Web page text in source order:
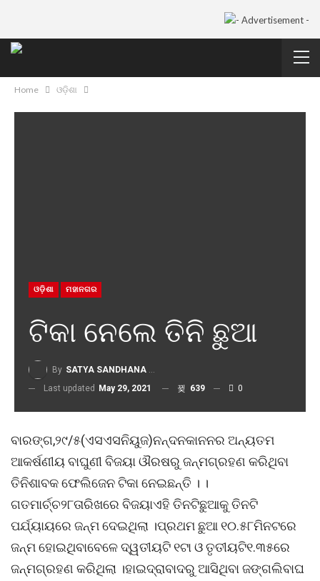
Home ଓଡ଼ିଶା
ଓଡ଼ିଶା ମହାନଗର
ଟିକା ନେଲେ ତିନି ଛୁଆ
By SATYA SANDHANA DESK
Last updated May 29, 2021 639 0
ବାରଙ୍ଗ,୨୯/୫(ଏସଏସନିୟୁଜ)ନନ୍ଦନକାନନର ଅନ୍ୟତମ
ଆକର୍ଷଣୀୟ ବାଘୁଣୀ ବିଜୟା ଔରଷରୁ ଜନ୍ମଗ୍ରହଣ କରିଥିବା
ତିନିଶାବକ ଫେଲିଜେନ ଟିକା ନେଇଛନ୍ତି । ।
ଗତମାର୍ଚ୍ଚ୨୮ତାରିଖରେ ବିଜୟାଏହି ତିନଟିଛୁଆକୁ ତିନଟି
ପର୍ଯ୍ୟାୟରେ ଜନ୍ମ ଦେଇଥିଲା ।ପ୍ରଥମ ଛୁଆ ୧୦.୫୮ମିନଟରେ
ଜନ୍ମ ହୋଇଥିବାବେଳେ ଦ୍ୱତୀୟଟି ୧ଟା ଓ ତୃତୀୟଟି୧.୩୫ରେ
ଜନ୍ମଗ୍ରହଣ କରିଥିଲା ।ହାଇଦ୍ରାବାଦରୁ ଆସିଥିବା ଜଙ୍ଗଲିବାଘ